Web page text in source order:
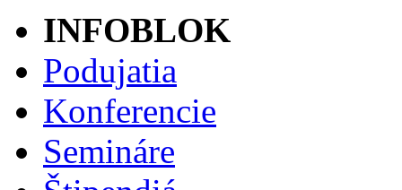
INFOBLOK
Podujatia
Konferencie
Semináre